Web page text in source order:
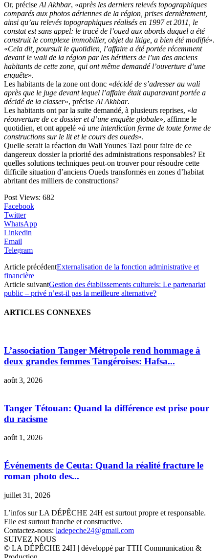
Or, précise Al Akhbar, «après les derniers relevés topographiques
comparés aux photos aériennes de la région, prises dernièrement,
ainsi qu’au relevés topographiques réalisés en 1997 et 2011, le
constat est sans appel: le tracé de l’oued aux abords duquel a été
construit le complexe immobilier, objet du litige, a bien été modifié».
«Cela dit, poursuit le quotidien, l’affaire a été portée récemment
devant le wali de la région par les héritiers de l’un des anciens
habitants de cette zone, qui ont même demandé l’ouverture d’une
enquête».
Les habitants de la zone ont donc «décidé de s’adresser au wali
après que le juge devant lequel l’affaire était auparavant portée a
décidé de la classer», précise Al Akhbar.
Les habitants ont par la suite demandé, à plusieurs reprises, «la
réouverture de ce dossier et d’une enquête globale», affirme le
quotidien, et ont appelé «à une interdiction ferme de toute forme de
constructions sur le lit et le cours des oueds».
Quelle serait la réaction du Wali Younes Tazi pour faire de ce
dangereux dossier la priorité des administrations responsables? Et
quelles solutions techniques peut-on trouver pour résoudre cette
difficile situation d’anciens Oueds transformés en zones d’habitat
abritant des milliers de constructions?
Post Views: 682
Facebook
Twitter
WhatsApp
Linkedin
Email
Telegram
Article précédentExternalisation de la fonction administrative et
financière
Article suivantGestion des établissements culturels: Le partenariat
public – privé n’est-il pas la meilleure alternative?
ARTICLES CONNEXES
L’association Tanger Métropole rend hommage à
deux grandes femmes Tangéroises: Hafsa...
août 3, 2026
Tanger Tétouan: Quand la différence est prise pour
du racisme
août 1, 2026
Événements de Ceuta: Quand la réalité fracture le
roman photo des...
juillet 31, 2026
L’infos sur LA DÉPÊCHE 24H est surtout propre et responsable.
Elle est surtout franche et constructive.
Contactez-nous: ladepeche24@gmail.com
SUIVEZ NOUS
© LA DÉPÊCHE 24H | développé par TTH Communication &